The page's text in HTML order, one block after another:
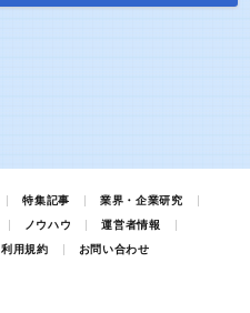
特集記事
業界・企業研究
ノウハウ
運営者情報
利用規約 お問い合わせ